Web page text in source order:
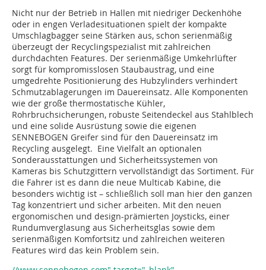
Nicht nur der Betrieb in Hallen mit niedriger Deckenhöhe
oder in engen Verladesituationen spielt der kompakte
Umschlagbagger seine Stärken aus, schon serienmäßig
überzeugt der Recyclingspezialist mit zahlreichen
durchdachten Features. Der serienmäßige Umkehrlüfter
sorgt für kompromisslosen Staubaustrag, und eine
umgedrehte Positionierung des Hubzylinders verhindert
Schmutzablagerungen im Dauereinsatz. Alle Komponenten
wie der große thermostatische Kühler,
Rohrbruchsicherungen, robuste Seitendeckel aus Stahlblech
und eine solide Ausrüstung sowie die eigenen
SENNEBOGEN Greifer sind für den Dauereinsatz im
Recycling ausgelegt. Eine Vielfalt an optionalen
Sonderausstattungen und Sicherheitssystemen von
Kameras bis Schutzgittern vervollständigt das Sortiment. Für
die Fahrer ist es dann die neue Multicab Kabine, die
besonders wichtig ist – schließlich soll man hier den ganzen
Tag konzentriert und sicher arbeiten. Mit den neuen
ergonomischen und design-prämierten Joysticks, einer
Rundumverglasung aus Sicherheitsglas sowie dem
serienmäßigen Komfortsitz und zahlreichen weiteren
Features wird das kein Problem sein.